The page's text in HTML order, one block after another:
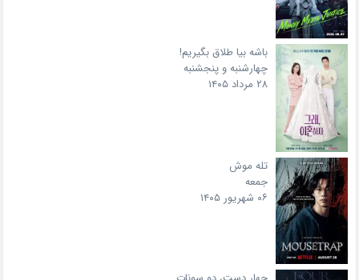
باشه بیا طلاق بگیریم!
چهارشنبه و پنجشنبه
۲۸ مرداد ۱۴۰۵
تله موش
جمعه
۰۶ شهریور ۱۴۰۵